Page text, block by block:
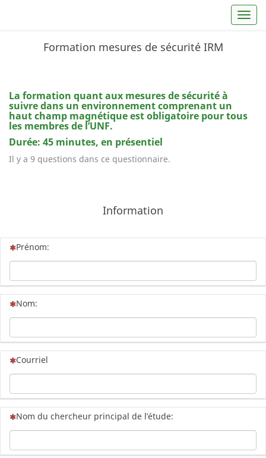
Formation mesures de sécurité IRM
La formation quant aux mesures de sécurité à
suivre dans un environnement comprenant un
haut champ magnétique est obligatoire pour tous
les membres de l’UNF.
Durée: 45 minutes, en présentiel
Il y a 9 questions dans ce questionnaire.
Information
(Cette question est obligatoire)
Prénom:
(Cette question est obligatoire)
Nom:
(Cette question est obligatoire)
Courriel
(Cette question est obligatoire)
Nom du chercheur principal de l’étude: